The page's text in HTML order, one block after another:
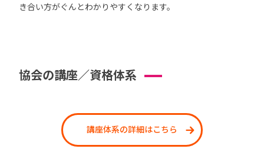
き合い方がぐんとわかりやすくなります。
協会の講座／資格体系
講座体系の詳細はこちら